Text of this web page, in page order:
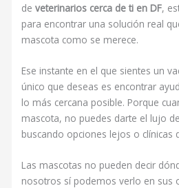
deveterinarios cerca de ti en DF,
para encontrar una solución real
mascota como se merece.
Ese instante en el que sientes un
único que deseas es encontrar
lo más cercana posible. Porque
mascota, no puedes darte el lujo
buscando opciones lejos o clínicas
Las mascotas no pueden decir
nosotros sí podemos verlo en sus